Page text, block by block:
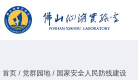
首页 / 党群园地 / 国家安全人民防线建设